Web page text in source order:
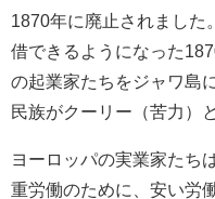
1870年に廃止されました
借できるようになった
の起業家たちをジャワ島
民族がクーリー（苦力）
ヨーロッパの実業家たち
重労働のために、安い労